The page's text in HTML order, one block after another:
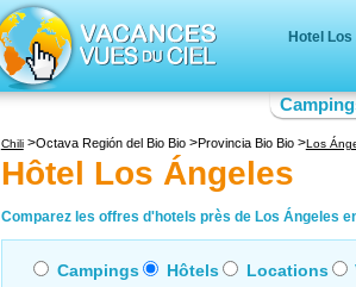
Hotel
Chili Octava Región del Bio Bio Provincia Bio Bio Los
Hôtel Los Ángeles
Comparez les offres d'hotels près de Los Ángeles
Campings Hôtels Locations